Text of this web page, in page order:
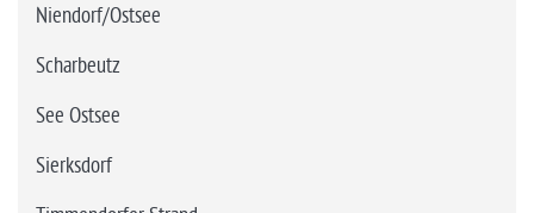
Niendorf/Ostsee
Scharbeutz
See Ostsee
Sierksdorf